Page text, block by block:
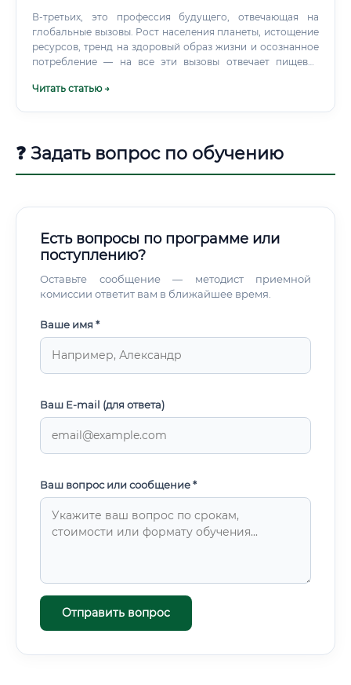
В-третьих, это профессия будущего, отвечающая на
глобальные вызовы. Рост населения планеты, истощение
ресурсов, тренд на здоровый образ жизни и осознанное
потребление — на все эти вызовы отвечает пищевая
белка, создание продуктов для людей с аллергиями
Читать статью →
❓ Задать вопрос по обучению
Есть вопросы по программе или
поступлению?
Оставьте сообщение — методист приемной
комиссии ответит вам в ближайшее время.
Ваше имя *
Ваш E-mail (для ответа)
Ваш вопрос или сообщение *
Отправить вопрос